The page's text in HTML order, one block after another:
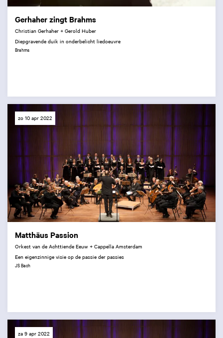
Gerhaher zingt Brahms
Christian Gerhaher + Gerold Huber
Diepgravende duik in onderbelicht liedoeuvre
Brahms
Matthäus Passion
Orkest van de Achttiende Eeuw + Cappella Amsterdam
Een eigenzinnige visie op de passie der passies
JS Bach
zo 10 apr 2022
za 9 apr 2022